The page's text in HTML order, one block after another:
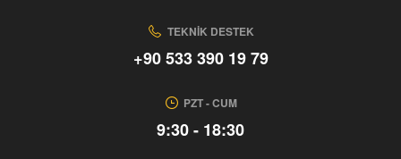
TEKNIK DESTEK
+90 533 390 19 79
PZT - CUM
9:30 - 18:30